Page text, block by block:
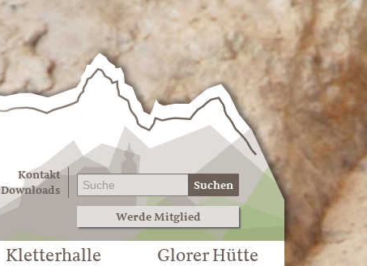
Kontakt
Downloads
Suchen
Werde Mitglied
Kletterhalle Glorer Hütte